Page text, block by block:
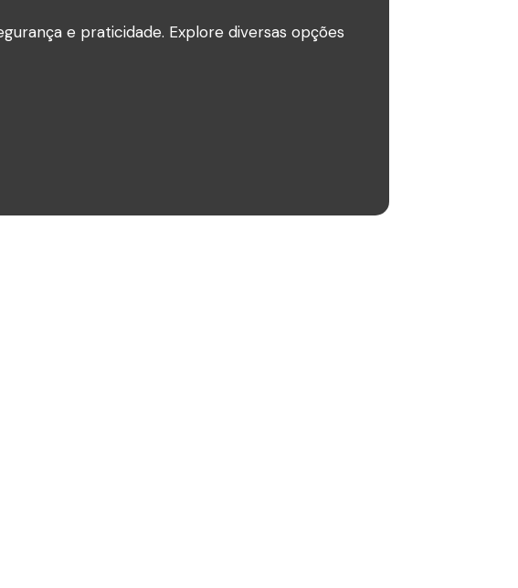
e praticidade. Explore diversas opções